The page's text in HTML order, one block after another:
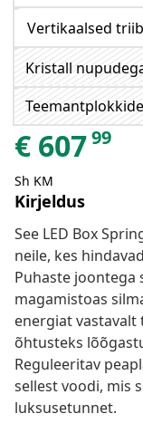
Vertikaalsed
Kristall
€ 60799
Sh KM
Kirjeldus
See LED Box
neile, kes
Puhaste joontega
magamistoas
energiat vastavalt
õhtusteks
Reguleeritav
sellest voodi, mis
luksusetunnet.